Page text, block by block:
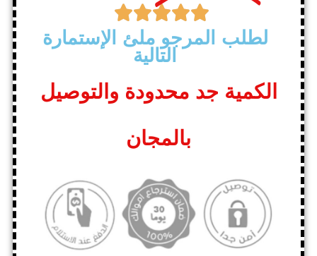

لطلب المرجو ملئ الإستمارة
التالية
الكمية جد محدودة والتوصيل
بالمجان